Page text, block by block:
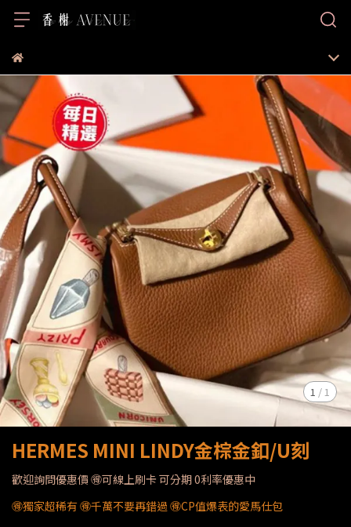
1 / 1
HERMES MINI LINDY金棕金釦/U刻
歡迎詢問優惠價 🉐可線上刷卡 可分期 0利率優惠中
🉐獨家超稀有 🉐千萬不要再錯過 🉐CP值爆表的愛馬仕包